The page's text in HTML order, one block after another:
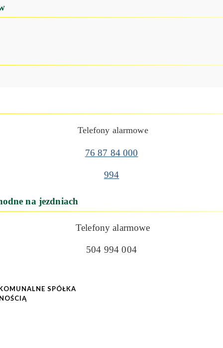
Telefony alarmowe
76 87 84 000
994
na jezdniach
Telefony alarmowe
504 994 004
SPÓŁKA